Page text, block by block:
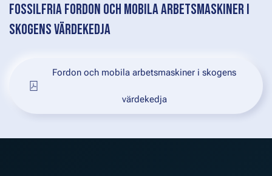
FOSSILFRIA FORDON OCH MOBILA ARBETSMASKINER I
SKOGENS VÄRDEKEDJA
Fordon och mobila arbetsmaskiner i skogens
värdekedja